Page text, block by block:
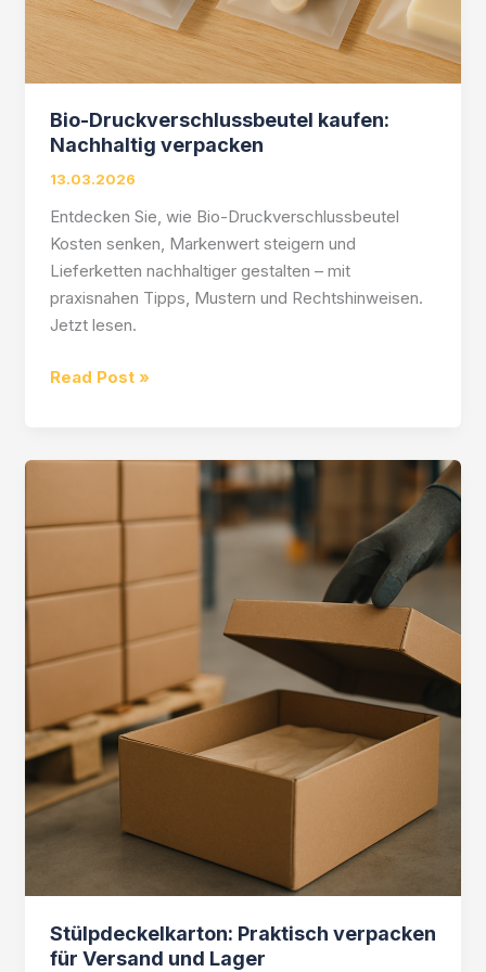
Bio-Druckverschlussbeutel kaufen:
Nachhaltig verpacken
13.03.2026
Entdecken Sie, wie Bio-Druckverschlussbeutel
Kosten senken, Markenwert steigern und
Lieferketten nachhaltiger gestalten – mit
praxisnahen Tipps, Mustern und Rechtshinweisen.
Jetzt lesen.
Bio-
Nachhaltig
Read Post »
Stülpdeckelkarton: Praktisch verpacken
für Versand und Lager